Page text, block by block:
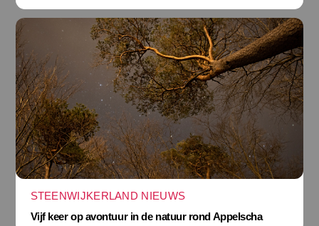
STEENWIJKERLAND NIEUWS
Vijf keer op avontuur in de natuur rond Appelscha